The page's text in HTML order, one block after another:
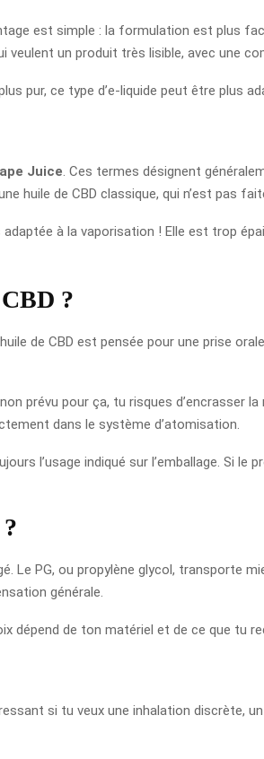
est simple : la formulation est plus
un produit très lisible, avec une
pur, ce type d’e-liquide peut être plus
Juice . Ces termes désignent
huile de CBD classique, qui n’est pas
adaptée à la vaporisation ! Elle est trop
?
de CBD est pensée pour une prise orale
prévu pour ça, tu risques d’encrasser
dans le système d’atomisation.
l’usage indiqué sur l’emballage. Si le
Le PG, ou propylène glycol, transporte
générale.
dépend de ton matériel et de ce que tu
si tu veux une inhalation discrète,